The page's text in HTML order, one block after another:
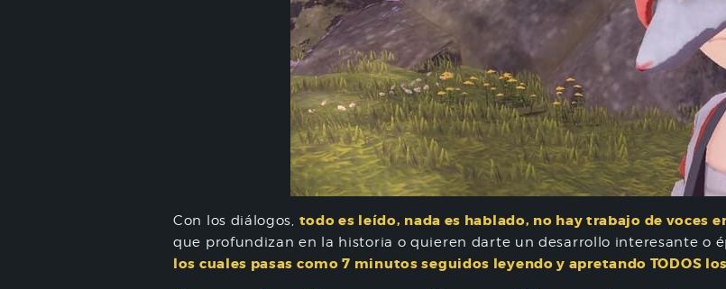
Con los diálogos, todo es leído, nada es hablado, no hay trabajo de voces
que profundizan en la historia o quieren darte un desarrollo interesante o
los cuales pasas como 7 minutos seguidos leyendo y apretando TODOS